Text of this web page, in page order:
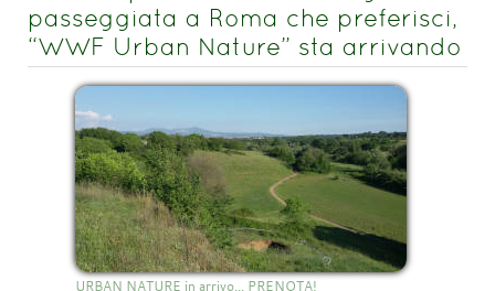
passeggiata a Roma che preferisci,
“WWF Urban Nature” sta arrivando
URBAN NATURE in arrivo... PRENOTA!